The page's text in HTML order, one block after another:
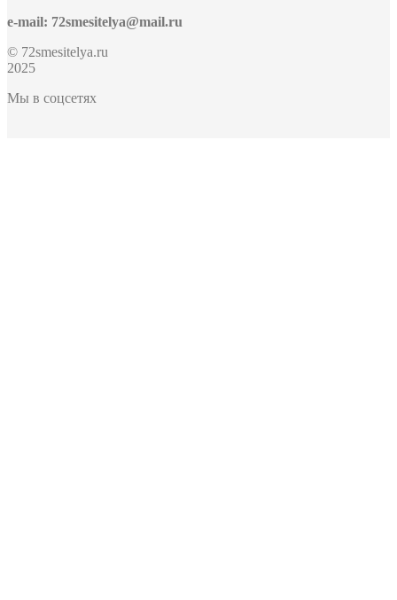
e-mail: 72smesitelya@mail.ru
© 72smesitelya.ru
2025
Мы в соцсетях